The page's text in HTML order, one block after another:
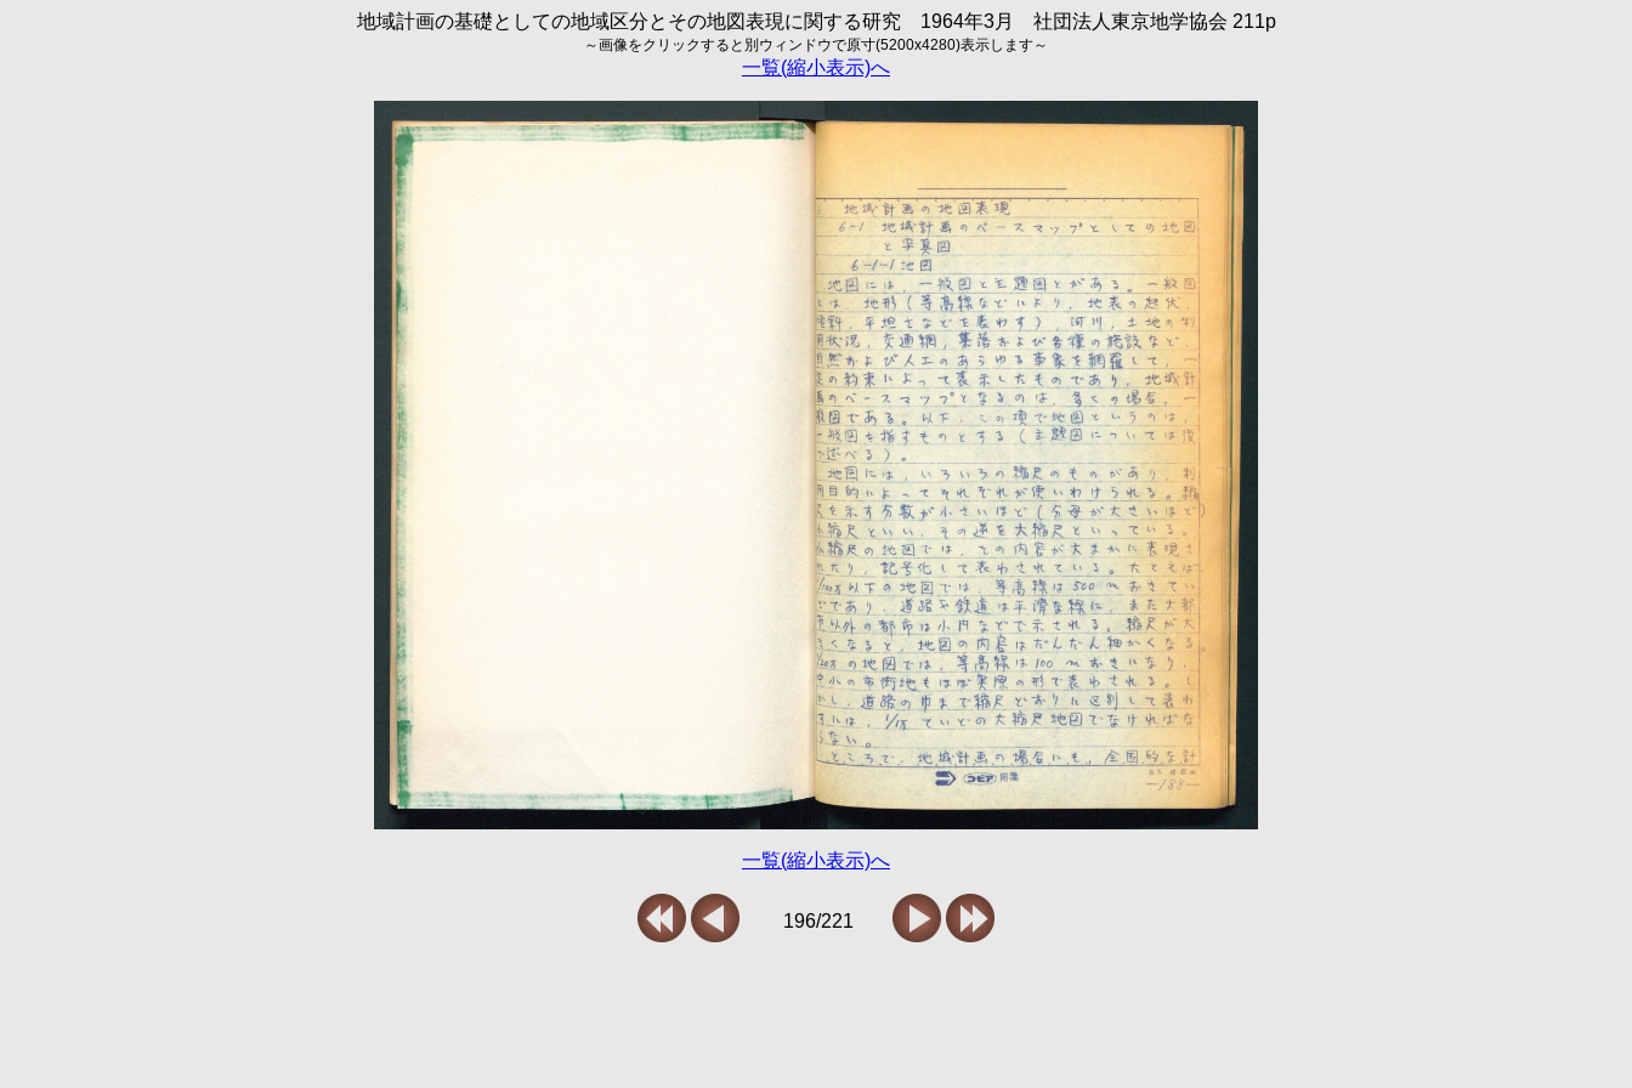
地域計画の基礎としての地域区分とその地図表現に関する研究 1964年3月 社団法人東京地学協会 211p
～画像をクリックすると別ウィンドウで原寸(5200x4280)表示します～
一覧(縮小表示)へ
一覧(縮小表示)へ
196/221